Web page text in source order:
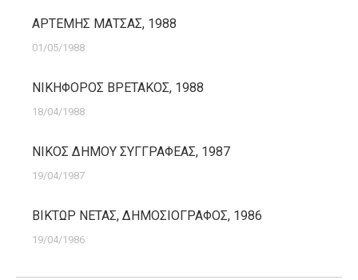
ΑΡΤΕΜΗΣ ΜΑΤΣΑΣ, 1988
01/05/1988
ΝΙΚΗΦΟΡΟΣ ΒΡΕΤΑΚΟΣ, 1988
18/04/1988
ΝΙΚΟΣ ΔΗΜΟΥ ΣΥΓΓΡΑΦΕΑΣ, 1987
19/04/1987
ΒΙΚΤΩΡ ΝΕΤΑΣ, ΔΗΜΟΣΙΟΓΡΑΦΟΣ, 1986
19/04/1986